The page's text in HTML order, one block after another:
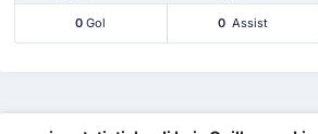
0 Gol 0 Assist